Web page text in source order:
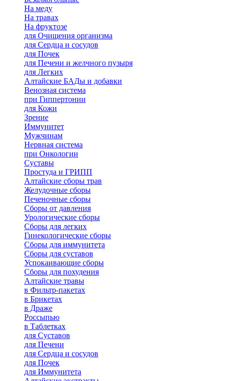
На меду
На травах
На фруктозе
для Очищения организма
для Сердца и сосудов
для Почек
для Печени и желчного пузыря
для Легких
Алтайские БАДы и добавки
Венозная система
при Гиппертонии
для Кожи
Зрение
Иммунитет
Мужчинам
Нервная система
при Онкологии
Суставы
Простуда и ГРИПП
Алтайские сборы трав
Желудочные сборы
Печеночные сборы
Сборы от давления
Урологические сборы
Сборы для легких
Гинекологические сборы
Сборы для иммунитета
Сборы для суставов
Успокаивающие сборы
Сборы для похудения
Алтайские травы
в Фильтр-пакетах
в Брикетах
в Драже
Россыпью
в Таблетках
для Cуставов
для Печени
для Сердца и сосудов
для Почек
для Иммунитета